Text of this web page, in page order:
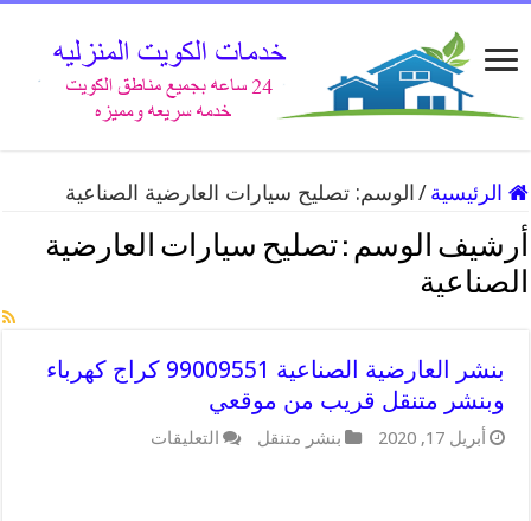
الرئيسية / الوسم:تصليح سيارات العارضية الصناعية
أرشيف الوسم :تصليح سيارات العارضية
الصناعية
بنشر العارضية الصناعية 99009551 كراج كهرباء
وبنشر متنقل قريب من موقعي
أبريل 17, 2020 بنشر متنقل التعليقات